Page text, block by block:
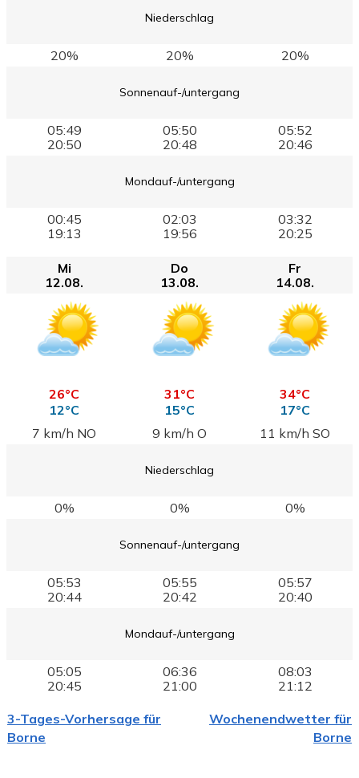
Niederschlag
20% 20% 20%
Sonnenauf-/untergang
05:49
20:50
05:50
20:48
05:52
20:46
Mondauf-/untergang
00:45
19:13
02:03
19:56
03:32
20:25
Mi
12.08.
Do
13.08.
Fr
14.08.
26°C
12°C
31°C
15°C
34°C
17°C
7 km/h NO
9 km/h O 11 km/h SO
Niederschlag
0% 0% 0%
Sonnenauf-/untergang
05:53
20:44
05:55
20:42
05:57
20:40
Mondauf-/untergang
05:05
20:45
06:36
21:00
08:03
21:12
3-Tages-Vorhersage für
Borne
Wochenendwetter für
Borne